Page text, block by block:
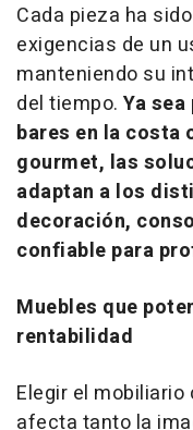
Cada pieza ha
exigencias de un
manteniendo su
del tiempo. Ya
bares en la costa
gourmet, las
adaptan a los
decoración,
confiable para
Muebles que
rentabilidad
Elegir el
afecta tanto la